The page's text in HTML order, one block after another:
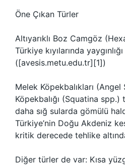
Öne Çıkan Türler
Altıyarıklı Boz Camgöz
Türkiye kıyılarında
([avesis.metu.edu.tr][1])
Melek Köpekbalıkları
Köpekbalığı (Squatina
daha sığ sularda gömülü
Türkiye’nin Doğu Akdeniz
kritik derecede tehlike
Diğer türler de var: Kısa